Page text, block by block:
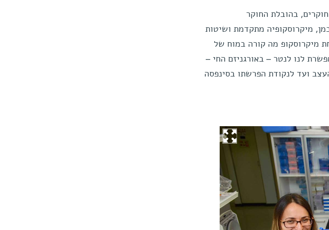
בהובלת החוקר
מיקרוסקופיה מתקדמת ושיטות
מיקרוסקופ מה קורה במוח של
בודדות (כ-130 מיקרון בלבד), מאפשרת לנו לנטר – באורגניזם החי –
ועד לנקודת הפרשתו בסינפסה